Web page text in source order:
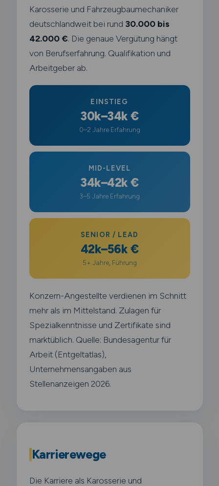
Karosserie und Fahrzeugbaumechaniker
deutschlandweit bei rund 30.000 bis
42.000 €. Die genaue Vergütung hängt
von Berufserfahrung. Qualifikation und
Arbeitgeber ab.
EINSTIEG
30k–34k €
0–2 Jahre Erfahrung
MID-LEVEL
34k–42k €
3–5 Jahre Erfahrung
SENIOR / LEAD
42k–56k €
5+ Jahre, Führung
Konzern-Angestellte verdienen im Schnitt
mehr als im Mittelstand. Zulagen für
Spezialkenntnisse und Zertifikate sind
marktüblich. Quelle: Bundesagentur für
Arbeit (Entgeltatlas),
Unternehmensangaben aus
Stellenanzeigen 2026.
Karrierewege
Die Karriere als Karosserie und